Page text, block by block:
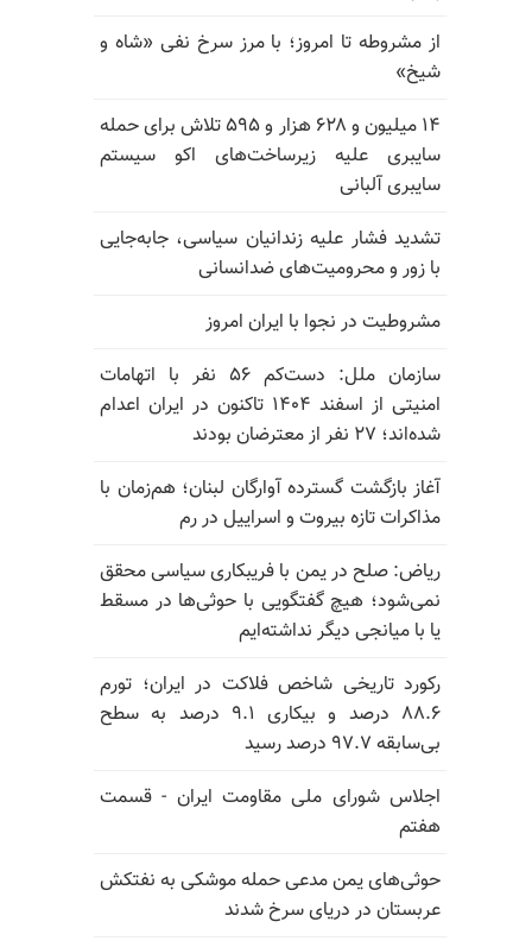
از مشروطه تا امروز؛ با مرز سرخ نفی «شاه و
شیخ»
۱۴ میلیون و ۶۲۸ هزار و ۵۹۵ تلاش برای حمله
سایبری علیه زیرساخت‌های اکو سیستم
سایبری آلبانی
تشدید فشار علیه زندانیان سیاسی، جابه‌جایی
با زور و محرومیت‌های ضدانسانی
مشروطیت در نجوا با ایران امروز
سازمان ملل: دست‌کم ۵۶ نفر با اتهامات
امنیتی از اسفند ۱۴۰۴ تاکنون در ایران اعدام
شده‌اند؛ ۲۷ نفر از معترضان بودند
آغاز بازگشت گسترده آوارگان لبنان؛ هم‌زمان با
مذاکرات تازه بیروت و اسراییل در رم
ریاض: صلح در یمن با فریبکاری سیاسی محقق
نمی‌شود؛ هیچ گفتگویی با حوثی‌ها در مسقط
یا با میانجی دیگر نداشته‌ایم
رکورد تاریخی شاخص فلاکت در ایران؛ تورم
۸۸.۶ درصد و بیکاری ۹.۱ درصد به سطح
بی‌سابقه ۹۷.۷ درصد رسید
اجلاس شورای ملی مقاومت ایران - قسمت
هفتم
حوثی‌های یمن مدعی حمله موشکی به نفتکش
عربستان در دریای سرخ شدند